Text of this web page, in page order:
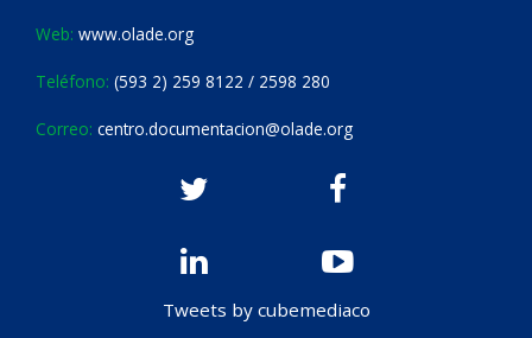
Web: www.olade.org
Teléfono: (593 2) 259 8122 / 2598 280
Correo: centro.documentacion@olade.org
Tweets by cubemediaco